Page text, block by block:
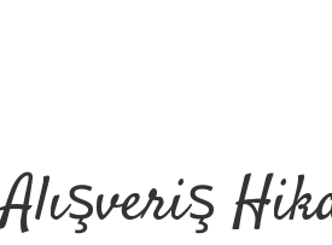
Alışveriş